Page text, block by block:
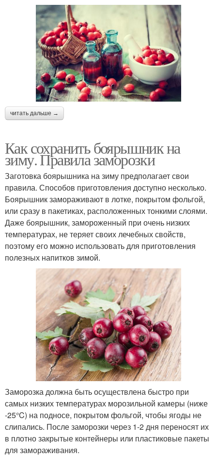
читать дальше →
Как сохранить боярышник на
зиму. Правила заморозки
Заготовка боярышника на зиму предполагает свои
правила. Способов приготовления доступно несколько.
Боярышник замораживают в лотке, покрытом фольгой,
или сразу в пакетиках, расположенных тонкими слоями.
Даже боярышник, замороженный при очень низких
температурах, не теряет своих лечебных свойств,
поэтому его можно использовать для приготовления
полезных напитков зимой.
Заморозка должна быть осуществлена быстро при
самых низких температурах морозильной камеры (ниже
-25°C) на подносе, покрытом фольгой, чтобы ягоды не
слипались. После заморозки через 1-2 дня переносят их
в плотно закрытые контейнеры или пластиковые пакеты
для замораживания.